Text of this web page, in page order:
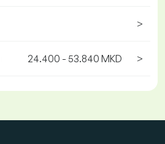
>
24.400 - 53.840 MKD >